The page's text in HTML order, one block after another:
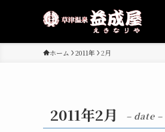
ホーム 2011年 2月
2011年2月 – date –